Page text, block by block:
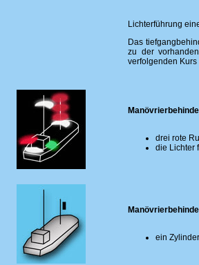
Lichterführung
Das
zu der
verfolgenden
drei rote
die Lichter
ein